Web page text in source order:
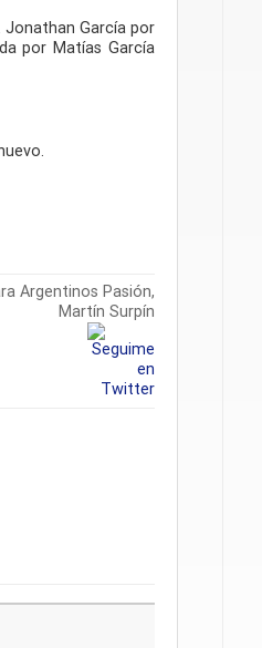
Jonathan García por
por Matías García